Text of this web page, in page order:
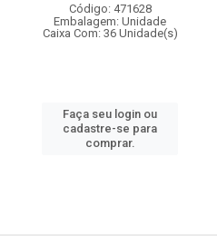
Código: 471628
Embalagem: Unidade
Caixa Com: 36 Unidade(s)
Faça seu login ou
cadastre-se para
comprar.